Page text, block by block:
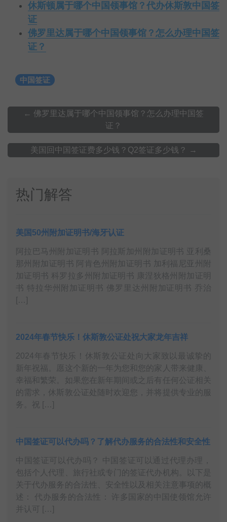
休斯顿属于哪个中国领事馆？代办休斯敦中国签
证
佛罗里达属于哪个中国领事馆？怎么办理中国签
证？
中国签证
← 佛罗里达属于哪个中国领事馆？怎么办理中国签
证？
美国回中国签证费多少钱？Q2签证多少钱？ →
热门解答
美国50州附加证明书/海牙认证
阿拉巴马州附加证明书 阿拉斯加州附加证明书 亚利桑
那州附加证明书 阿肯色州附加证明书 加利福尼亚州附
加证明书 科罗拉多州附加证明书 康涅狄格州附加证明
书 特拉华州附加证明书 佛罗里达州附加证明书 乔治
[…]
2024年春节快乐！休斯敦公证处祝大家龙年吉祥
2024年春节快乐！休斯敦公证处向大家致以最诚挚的
新年祝福。愿这个新的一年为您和您的家人带来健康、
幸福和繁荣。如果您在新年期间或之后有任何公证相关
的需求，休斯敦公证处随时欢迎您，并将提供专业的服
务。祝 […]
中国签证可以代办吗？了解代办服务的合法性和安全性
中国签证可以代办吗？ 中国签证可以通过代理办理，
包括个人代理、旅行社或专门的签证代办机构。以下是
关于代办服务的合法性、安全性以及相关注意事项的概
述： 代办服务的合法性： 许多国家的中国使领馆允许
并认可 […]